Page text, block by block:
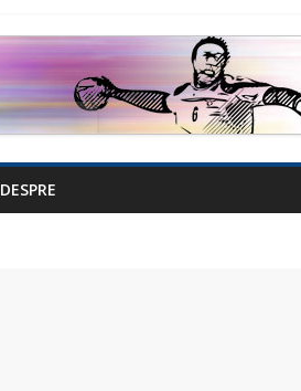
DESPRE